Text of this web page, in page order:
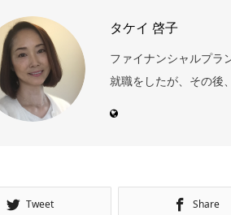
タケイ 啓子
ファイナンシャルプラ
就職をしたが、その後
Tweet Share